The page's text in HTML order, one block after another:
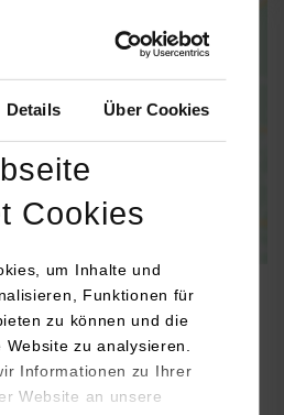
Details Über Cookies
Cookies
um Inhalte und
Funktionen für
zu können und die
zu analysieren.
Informationen zu Ihrer
Website an unsere
Datenschutz